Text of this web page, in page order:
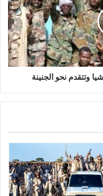
وتتقدم نحو الجنينة